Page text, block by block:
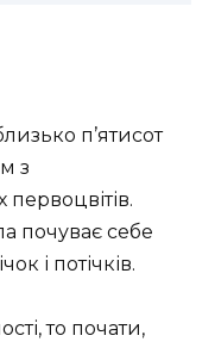
п’ятисот
з
почуває себе
і потічків.
то почати,